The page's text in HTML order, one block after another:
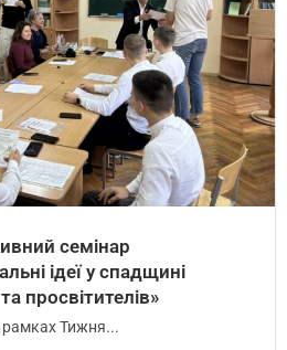
семінар
ідеї у спадщині
просвітителів»
рамках Тижня...